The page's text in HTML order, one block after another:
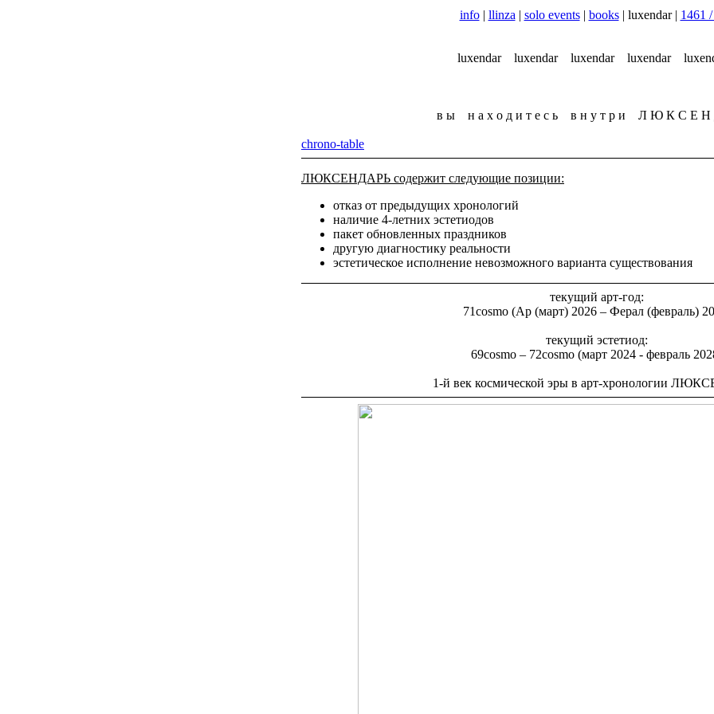
info| llinza | solo events| books| luxendar | 1461
luxendar luxendar luxendar luxendar
в ы н а х о д и т е с ь в н у т р и Л Ю К С Е
chrono-table
ЛЮКСЕНДАРЬ содержит следующие позиции:
отказ от предыдущих хронологий
наличие 4-летних эстетиодов
пакет обновленных праздников
другую диагностику реальности
эстетическое исполнение невозможного варианта существования
текущий арт-год:
71cosmo (Ар (март) 2026 – Ферал (февраль)
текущий эстетиод:
69cosmo – 72cosmo (март 2024 - февраль
1-й век космической эры в арт-хронологии